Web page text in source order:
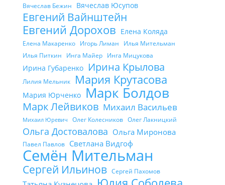
Вячеслав Бежин Вячеслав Юсупов
Евгений Вайнштейн
Евгений Дорохов Елена Коляда
Елена Макаренко Игорь Лиман
Илья Мительман
Илья Питкин
Инга Майер Инга Мицукова
Ирина Губаренко Ирина Крылова
Лилия Мельник Мария Крутасова
Мария Юрченко Марк Болдов
Марк Лейвиков Михаил Васильев
Михаил Юревич Олег Колесников Олег Лакницкий
Ольга Достовалова Ольга Миронова
Павел Павлов Светлана Видгоф
Семён Мительман
Сергей Ильинов Сергей Пахомов